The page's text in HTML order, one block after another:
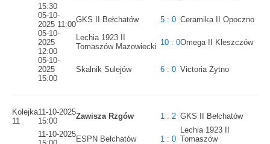
15:30
05-10-
2025 11:00
GKS II Bełchatów 5 : 0 Ceramika II Opoczno
05-10-
2025
12:00
Lechia 1923 II
Tomaszów Mazowiecki 10 : 0Omega II Kleszczów
05-10-
2025
15:00
Skalnik Sulejów 6 : 0 Victoria Żytno
Kolejka
11
11-10-2025
15:00
Zawisza Rzgów 1 : 2 GKS II Bełchatów
11-10-2025
ESPN Bełchatów 1 : 0
Lechia 1923 II
Tomaszów